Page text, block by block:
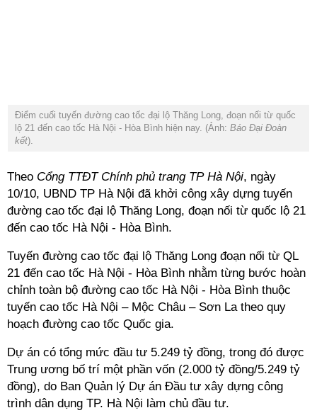
Điểm cuối tuyến đường cao tốc đại lộ Thăng Long, đoạn nối từ quốc
lộ 21 đến cao tốc Hà Nội - Hòa Bình hiện nay. (Ảnh: Báo Đại Đoàn
kết).
Theo Cổng TTĐT Chính phủ trang TP Hà Nội, ngày
10/10, UBND TP Hà Nội đã khởi công xây dựng tuyến
đường cao tốc đại lộ Thăng Long, đoạn nối từ quốc lộ 21
đến cao tốc Hà Nội - Hòa Bình.
Tuyến đường cao tốc đại lộ Thăng Long đoạn nối từ QL
21 đến cao tốc Hà Nội - Hòa Bình nhằm từng bước hoàn
chỉnh toàn bộ đường cao tốc Hà Nội - Hòa Bình thuộc
tuyến cao tốc Hà Nội – Mộc Châu – Sơn La theo quy
hoạch đường cao tốc Quốc gia.
Dự án có tổng mức đầu tư 5.249 tỷ đồng, trong đó được
Trung ương bố trí một phần vốn (2.000 tỷ đồng/5.249 tỷ
đồng), do Ban Quản lý Dự án Đầu tư xây dựng công
trình dân dụng TP. Hà Nội làm chủ đầu tư.